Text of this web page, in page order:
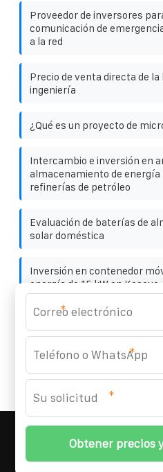
Proveedor de inversores
comunicación de
a la red
Precio de venta directa de la
ingeniería
¿Qué es un proyecto de
Intercambio e inversión en
almacenamiento de
refinerías de petróleo
Evaluación de baterías de
solar doméstica
Inversión en contenedor
energía de 15 kW en Kosovo
Cristal solar
Armario de
YOUFOTO INDUSTRIAL
derechos reservados. |
*
*
*